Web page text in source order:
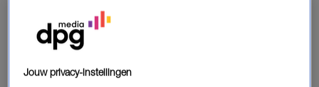
Gerdine Blom uit Een Huis Vol
dochter. Het meisje heet Eljada Charis. Dat maakt de
Jouw privacy-instellingen